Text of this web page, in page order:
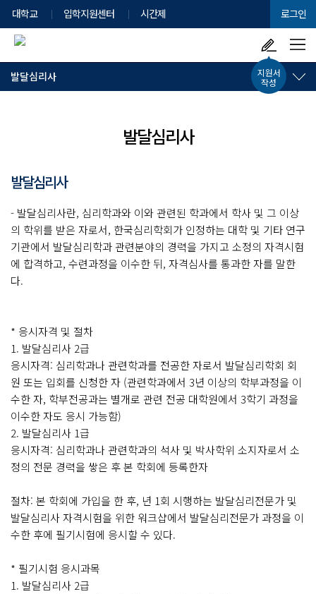
대학교 입학지원센터 시간제 로그인
지원서
작성
발달심리사
발달심리사
발달심리사
- 발달심리사란, 심리학과와 이와 관련된 학과에서 학사 및 그 이상
의 학위를 받은 자로서, 한국심리학회가 인정하는 대학 및 기타 연구
기관에서 발달심리학과 관련분야의 경력을 가지고 소정의 자격시험
에 합격하고, 수련과정을 이수한 뒤, 자격심사를 통과한 자를 말한
다.
* 응시자격 및 절차
1. 발달심리사 2급
응시자격: 심리학과나 관련학과를 전공한 자로서 발달심리학회 회
원 또는 입회를 신청한 자 (관련학과에서 3년 이상의 학부과정을 이
수한 자, 학부전공과는 별개로 관련 전공 대학원에서 3학기 과정을
이수한 자도 응시 가능함)
2. 발달심리사 1급
응시자격: 심리학과나 관련학과의 석사 및 박사학위 소지자로서 소
정의 전문 경력을 쌓은 후 본 학회에 등록한자
절차: 본 학회에 가입을 한 후, 년 1회 시행하는 발달심리전문가 및
발달심리사 자격시험을 위한 워크샵에서 발달심리전문가 과정을 이
수한 후에 필기시험에 응시할 수 있다.
* 필기시험 응시과목
1. 발달심리사 2급